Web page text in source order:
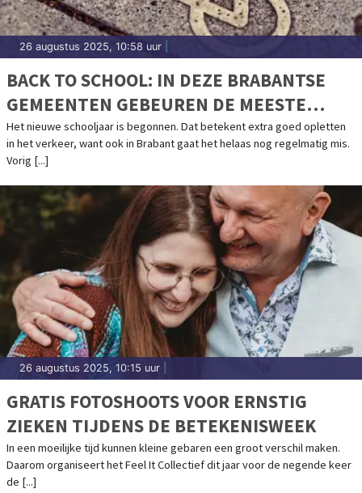
26 augustus 2025, 10:58 uur
BACK TO SCHOOL: IN DEZE BRABANTSE
GEMEENTEN GEBEUREN DE MEESTE
FIETSONGEVALLEN
Het nieuwe schooljaar is begonnen. Dat betekent extra goed opletten
in het verkeer, want ook in Brabant gaat het helaas nog regelmatig mis.
Vorig [...]
26 augustus 2025, 10:15 uur
GRATIS FOTOSHOOTS VOOR ERNSTIG
ZIEKEN TIJDENS DE BETEKENISWEEK
In een moeilijke tijd kunnen kleine gebaren een groot verschil maken.
Daarom organiseert het Feel It Collectief dit jaar voor de negende keer
de [...]